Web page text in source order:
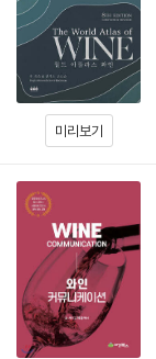
미리보기